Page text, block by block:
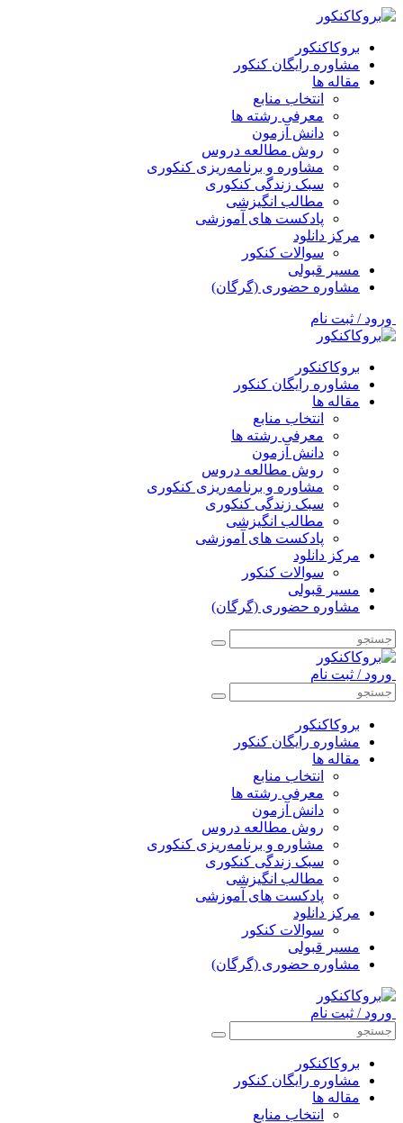
بروکاکنکور
مشاوره رایگان کنکور
مقاله ها
انتخاب منابع
معرفی رشته ها
دانش آزمون
روش مطالعه دروس
مشاوره و برنامه‌ریزی کنکوری
سبک زندگی کنکوری
مطالب انگیزشی
پادکست های آموزشی
مرکز دانلود
سوالات کنکور
مسیر قبولی
مشاوره حضوری (گرگان)
ورود / ثبت نام
بروکاکنکور
مشاوره رایگان کنکور
مقاله ها
انتخاب منابع
معرفی رشته ها
دانش آزمون
روش مطالعه دروس
مشاوره و برنامه‌ریزی کنکوری
سبک زندگی کنکوری
مطالب انگیزشی
پادکست های آموزشی
مرکز دانلود
سوالات کنکور
مسیر قبولی
مشاوره حضوری (گرگان)
ورود / ثبت نام
بروکاکنکور
مشاوره رایگان کنکور
مقاله ها
انتخاب منابع
معرفی رشته ها
دانش آزمون
روش مطالعه دروس
مشاوره و برنامه‌ریزی کنکوری
سبک زندگی کنکوری
مطالب انگیزشی
پادکست های آموزشی
مرکز دانلود
سوالات کنکور
مسیر قبولی
مشاوره حضوری (گرگان)
ورود / ثبت نام
بروکاکنکور
مشاوره رایگان کنکور
مقاله ها
انتخاب منابع